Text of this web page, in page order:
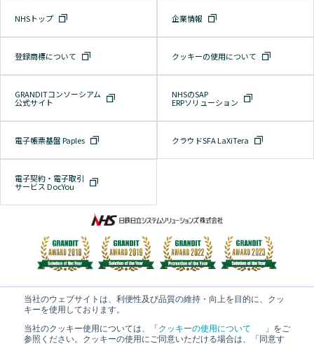
当社のウェブサイトは、利便性及び品質の維持・向上を目的に、クッ
キーを使用しております。
当社のクッキー使用については、「クッキーの使用について
」をご
参照ください。クッキーの使用にご同意いただける場合は、「同意す
NHSトップ 企業情報
登録商標について クッキーの使用について
GRANDITコンソーシアム
公式サイト
NHSのSAP
ERPソリューション
電子帳票基盤 Paples クラウドSFA LaXiTera
電子契約・電子取引
サービス DocYou
© 2022-2026 NIPPON STEEL Hitachi Systems Solutions, Inc.